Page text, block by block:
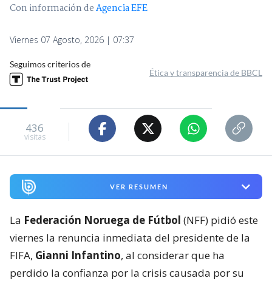
Con información deAgencia EFE
Viernes 07 Agosto, 2026 | 07:37
Seguimos criterios de
Ética y transparencia de BBCL
436
visitas
VER RESUMEN
La Federación Noruega de Fútbol (NFF) pidió este
viernes la renuncia inmediata del presidente de la
FIFA, Gianni Infantino, al considerar que ha
perdido la confianza por la crisis causada por su